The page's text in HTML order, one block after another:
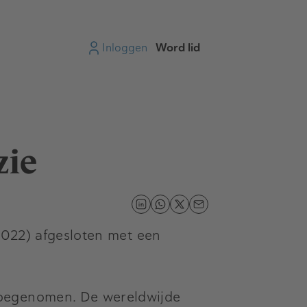
Inloggen Word lid
afgesloten met een
De wereldwijde